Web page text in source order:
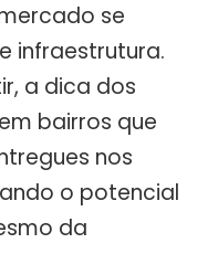
se
infraestrutura.
a dica dos
bairros que
nos
o potencial
da